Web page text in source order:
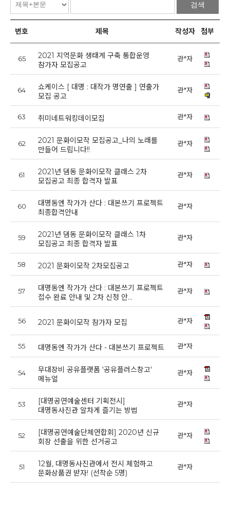
검색
번호 제목 작성자 첨부
65
2021 지역문화 생태계 구축 통합운영
참가자 모집공고
관*자
64
쇼케이스 [ 대명 : 대작가 명연출 ] 연출가
모집 공고
관*자
63 취미네트워킹데이모집 관*자
62
2021 문화이모작 모집공고_나의 노래를
만들어 드립니다!!
관*자
61
2021년 댐동 문화이모작 클래스 2차
모집공고 최종 합격자 발표
관*자
60
대명동엔 작가가 산다 : 대본쓰기 프로젝트
최종합격안내
관*자
59
2021년 댐동 문화이모작 클래스 1차
모집공고 최종 합격자 발표
관*자
58 2021 문화이모작 2차모집공고 관*자
57
대명동엔 작가가 산다 : 대본쓰기 프로젝트
접수 완료 안내 및 2차 신청 안…
관*자
56 2021 문화이모작 참가자 모집 관*자
55 대명동엔 작가가 산다 - 대본쓰기 프로젝트 관*자
54
무대장비 공유플랫폼 '공유플러스창고'
메뉴얼
관*자
53
[대명공연예술센터 기획전시]
대명동사진관 알차게 즐기는 방법
관*자
52
[대명공연예술단체연합회] 2020년 신규
회장 선출을 위한 선거공고
관*자
51
12월, 대명동사진관에서 전시 체험하고
문화상품권 받자! (선착순 5명)
관*자